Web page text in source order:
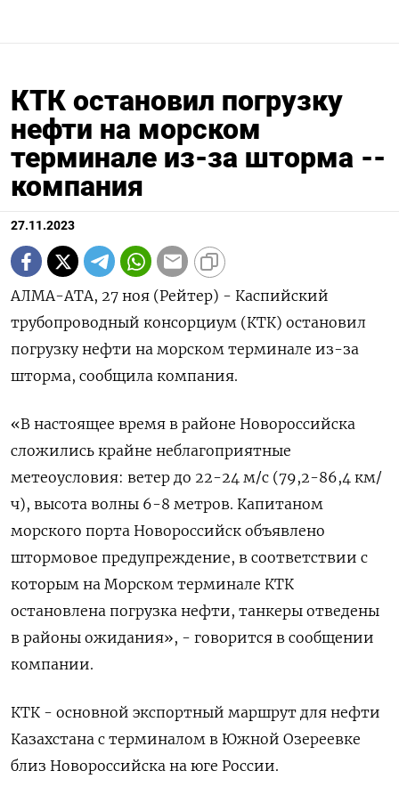
КТК остановил погрузку
нефти на морском
терминале из-за шторма --
компания
27.11.2023
АЛМА-АТА, 27 ноя (Рейтер) - Каспийский
трубопроводный консорциум (КТК) остановил
погрузку нефти на морском терминале из-за
шторма, сообщила компания.
«В настоящее время в районе Новороссийска
сложились крайне неблагоприятные
метеоусловия: ветер до 22-24 м/с (79,2-86,4 км/
ч), высота волны 6-8 метров. Капитаном
морского порта Новороссийск объявлено
штормовое предупреждение, в соответствии с
которым на Морском терминале КТК
остановлена погрузка нефти, танкеры отведены
в районы ожидания», - говорится в сообщении
компании.
КТК - основной экспортный маршрут для нефти
Казахстана с терминалом в Южной Озереевке
близ Новороссийска на юге России.